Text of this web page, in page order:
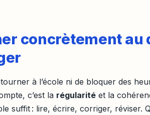
concrètement au
à l’école ni de bloquer des
c’est la régularité et la
suffit : lire, écrire, corriger, réviser.